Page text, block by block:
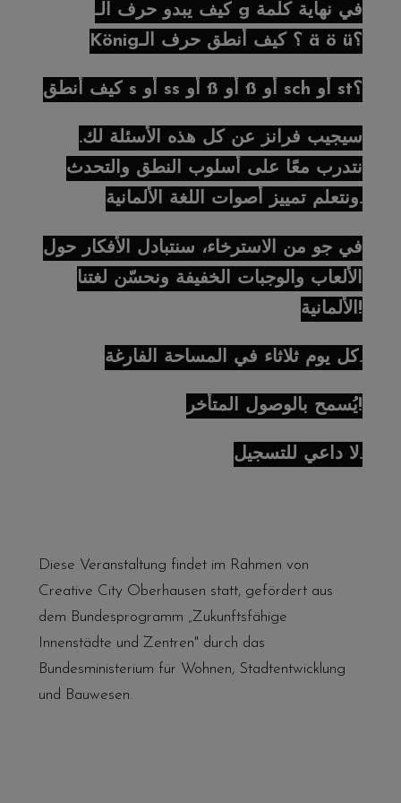
كيف يبدو حرف الـ g في نهاية كلمة
König؟ كيف أنطق حرف الـ ä ö ü؟
كيف أنطق s أو ss أو ß أو ß أو sch أو st؟
سيجيب فرانز عن كل هذه الأسئلة لك.
نتدرب معًا على أسلوب النطق والتحدث
ونتعلم تمييز أصوات اللغة الألمانية.
في جو من الاسترخاء، سنتبادل الأفكار حول
الألعاب والوجبات الخفيفة ونحسّن لغتنا
الألمانية!
كل يوم ثلاثاء في المساحة الفارغة.
يُسمح بالوصول المتأخر!
لا داعي للتسجيل.
Diese Veranstaltung findet im Rahmen von
Creative City Oberhausen statt, gefördert aus
dem Bundesprogramm „Zukunftsfähige
Innenstädte und Zentren" durch das
Bundesministerium für Wohnen, Stadtentwicklung
und Bauwesen.